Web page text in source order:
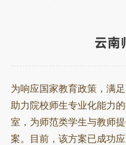
云南
为响应国家教育政策，满
助力院校师生专业化能力的
室，为师范类学生与教师
案。
目前，该方案已成功